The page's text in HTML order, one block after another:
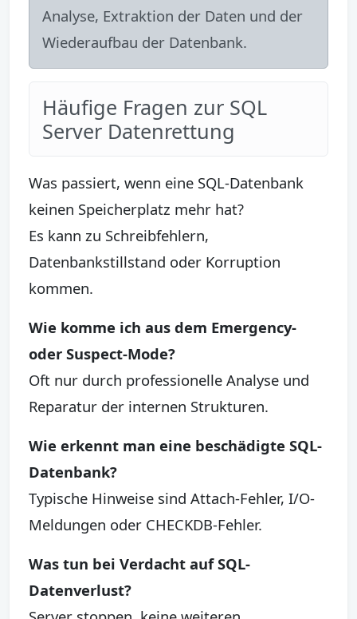
Analyse, Extraktion der Daten und der
Wiederaufbau der Datenbank.
Häufige Fragen zur SQL
Server Datenrettung
Was passiert, wenn eine SQL-Datenbank
keinen Speicherplatz mehr hat?
Es kann zu Schreibfehlern,
Datenbankstillstand oder Korruption
kommen.
Wie komme ich aus dem Emergency-
oder Suspect-Mode?
Oft nur durch professionelle Analyse und
Reparatur der internen Strukturen.
Wie erkennt man eine beschädigte SQL-
Datenbank?
Typische Hinweise sind Attach-Fehler, I/O-
Meldungen oder CHECKDB-Fehler.
Was tun bei Verdacht auf SQL-
Datenverlust?